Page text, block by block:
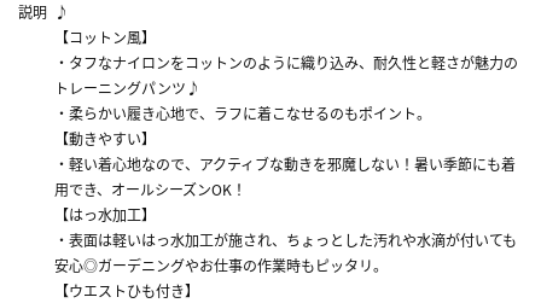
説明 ♪
【コットン風】
・タフなナイロンをコットンのように織り込み、耐久性と軽さが魅力の
トレーニングパンツ♪
・柔らかい履き心地で、ラフに着こなせるのもポイント。
【動きやすい】
・軽い着心地なので、アクティブな動きを邪魔しない！暑い季節にも着
用でき、オールシーズンOK！
【はっ水加工】
・表面は軽いはっ水加工が施され、ちょっとした汚れや水滴が付いても
安心◎ガーデニングやお仕事の作業時もピッタリ。
【ウエストひも付き】